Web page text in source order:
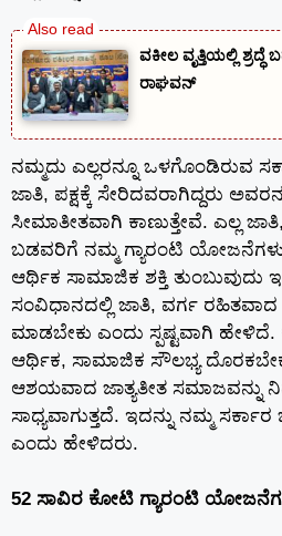
ವಕೀಲ ವೃತ್ತಿಯಲ್ಲಿ
ರಾಘವನ್
ನಮ್ಮದು ಎಲ್ಲರನ್ನೂ ಒಳಗೊಂಡಿರುವ
ಜಾತಿ, ಪಕ್ಷಕ್ಕೆ ಸೇರಿದವರಾಗಿದ್ದರು
ಸೀಮಾತೀತವಾಗಿ ಕಾಣುತ್ತೇವೆ. ಎಲ್ಲ
ಬಡವರಿಗೆ ನಮ್ಮ ಗ್ಯಾರಂಟಿ ಯೋಜನೆಗಳು
ಆರ್ಥಿಕ ಸಾಮಾಜಿಕ ಶಕ್ತಿ ತುಂಬುವುದು
ಸಂವಿಧಾನದಲ್ಲಿ ಜಾತಿ, ವರ್ಗ
ಮಾಡಬೇಕು ಎಂದು ಸ್ಪಷ್ಟವಾಗಿ
ಆರ್ಥಿಕ, ಸಾಮಾಜಿಕ ಸೌಲಭ್ಯ
ಆಶಯವಾದ ಜಾತ್ಯತೀತ ಸಮಾಜವನ್ನು
ಸಾಧ್ಯವಾಗುತ್ತದೆ. ಇದನ್ನು ನಮ್ಮ
ಎಂದು ಹೇಳಿದರು.
52 ಸಾವಿರ ಕೋಟಿ ಗ್ಯಾರಂಟಿ